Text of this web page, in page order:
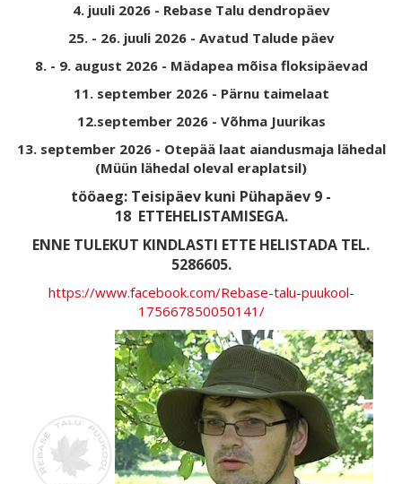
4. juuli 2026 - Rebase Talu dendropäev
25. - 26. juuli 2026 - Avatud Talude päev
8. - 9. august 2026 - Mädapea mõisa floksipäevad
11. september 2026 - Pärnu taimelaat
12.september 2026 - Võhma Juurikas
13. september 2026 - Otepää laat aiandusmaja lähedal
(Müün lähedal oleval eraplatsil)
tööaeg: Teisipäev kuni Pühapäev 9 -
18 ETTEHELISTAMISEGA.
ENNE TULEKUT KINDLASTI ETTE HELISTADA TEL.
5286605.
https://www.facebook.com/Rebase-talu-puukool-
175667850050141/